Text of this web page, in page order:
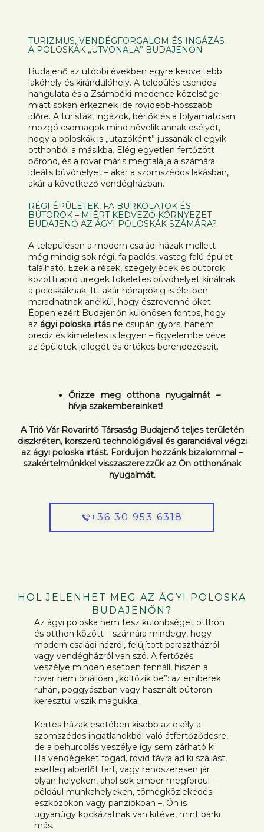
TURIZMUS, VENDÉGFORGALOM ÉS INGÁZÁS –
A POLOSKÁK „ÚTVONALA” BUDAJENŐN
Budajenő az utóbbi években egyre kedveltebb
lakóhely és kirándulóhely. A település csendes
hangulata és a Zsámbéki-medence közelsége
miatt sokan érkeznek ide rövidebb-hosszabb
időre. A turisták, ingázók, bérlők és a folyamatosan
mozgó csomagok mind növelik annak esélyét,
hogy a poloskák is „utazóként” jussanak el egyik
otthonból a másikba. Elég egyetlen fertőzött
bőrönd, és a rovar máris megtalálja a számára
ideális búvóhelyet – akár a szomszédos lakásban,
akár a következő vendégházban.
RÉGI ÉPÜLETEK, FA BURKOLATOK ÉS
BÚTOROK – MIÉRT KEDVEZŐ KÖRNYEZET
BUDAJENŐ AZ ÁGYI POLOSKÁK SZÁMÁRA?
A településen a modern családi házak mellett
még mindig sok régi, fa padlós, vastag falú épület
található. Ezek a rések, szegélylécek és bútorok
közötti apró üregek tökéletes búvóhelyet kínálnak
a poloskáknak. Itt akár hónapokig is életben
maradhatnak anélkül, hogy észrevenné őket.
Éppen ezért Budajenőn különösen fontos, hogy
az ágyi poloska irtásne csupán gyors, hanem
precíz és kíméletes is legyen – figyelembe véve
az épületek jellegét és értékes berendezéseit.
Őrizze meg otthona nyugalmát –
hívja szakembereinket!
A Trió Vár Rovarirtó Társaság Budajenő teljes területén
diszkréten, korszerű technológiával és garanciával végzi
az ágyi poloska irtást. Forduljon hozzánk bizalommal –
szakértelmünkkel visszaszerezzük az Ön otthonának
nyugalmát.
+36 30 953 6318
HOL JELENHET MEG AZ ÁGYI POLOSKA
BUDAJENŐN?
Az ágyi poloska nem tesz különbséget otthon
és otthon között – számára mindegy, hogy
modern családi házról, felújított parasztházról
vagy vendégházról van szó. A fertőzés
veszélye minden esetben fennáll, hiszen a
rovar nem önállóan „költözik be”: az emberek
ruhán, poggyászban vagy használt bútoron
keresztül viszik magukkal.
Kertes házak esetében kisebb az esély a
szomszédos ingatlanokból való átfertőződésre,
de a behurcolás veszélye így sem zárható ki.
Ha vendégeket fogad, rövid távra ad ki szállást,
esetleg albérlőt tart, vagy rendszeresen jár
olyan helyeken, ahol sok ember megfordul –
például munkahelyeken, tömegközlekedési
eszközökön vagy panziókban –, Ön is
ugyanúgy kockázatnak van kitéve, mint bárki
más.